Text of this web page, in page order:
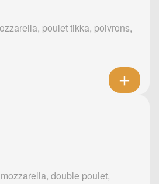
poulet tikka, poivrons,
double poulet,